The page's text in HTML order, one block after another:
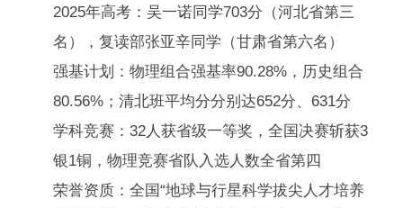
2025年高考：吴一诺同学703分（河北省第三
名），复读部张亚辛同学（甘肃省第六名）
强基计划：物理组合强基率90.28%，历史组合
80.56%；清北班平均分分别达652分、631分
学科竞赛：32人获省级一等奖，全国决赛斩获3
银1铜，物理竞赛省队入选人数全省第四
荣誉资质：全国“地球与行星科学拔尖人才培养